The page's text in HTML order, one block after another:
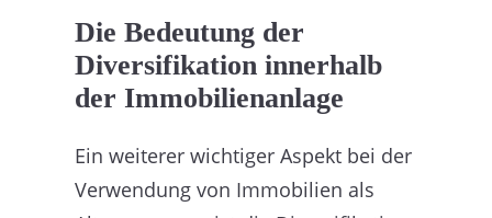
Die Bedeutung der
Diversifikation innerhalb
der Immobilienanlage
Ein weiterer wichtiger Aspekt bei der
Verwendung von Immobilien als